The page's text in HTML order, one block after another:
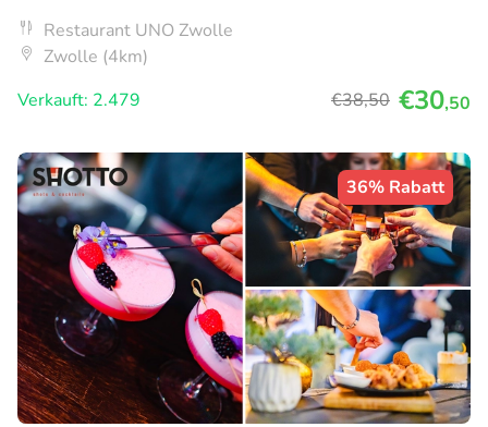
Restaurant UNO Zwolle
Zwolle (4km)
Verkauft: 2.479
€38,50 €30,50
36% Rabatt